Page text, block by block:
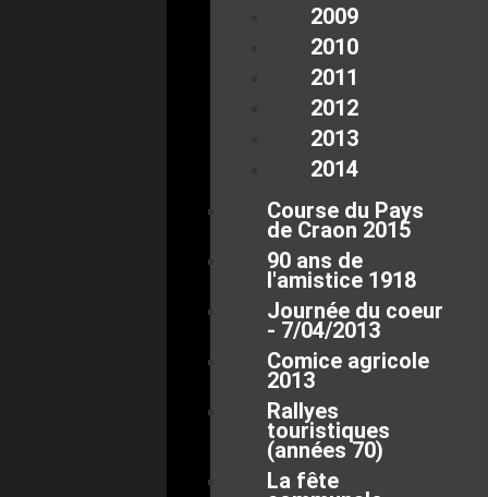
2009
2010
2011
2012
2013
2014
Course du Pays
de Craon 2015
90 ans de
l'amistice 1918
Journée du coeur
- 7/04/2013
Comice agricole
2013
Rallyes
touristiques
(années 70)
La fête